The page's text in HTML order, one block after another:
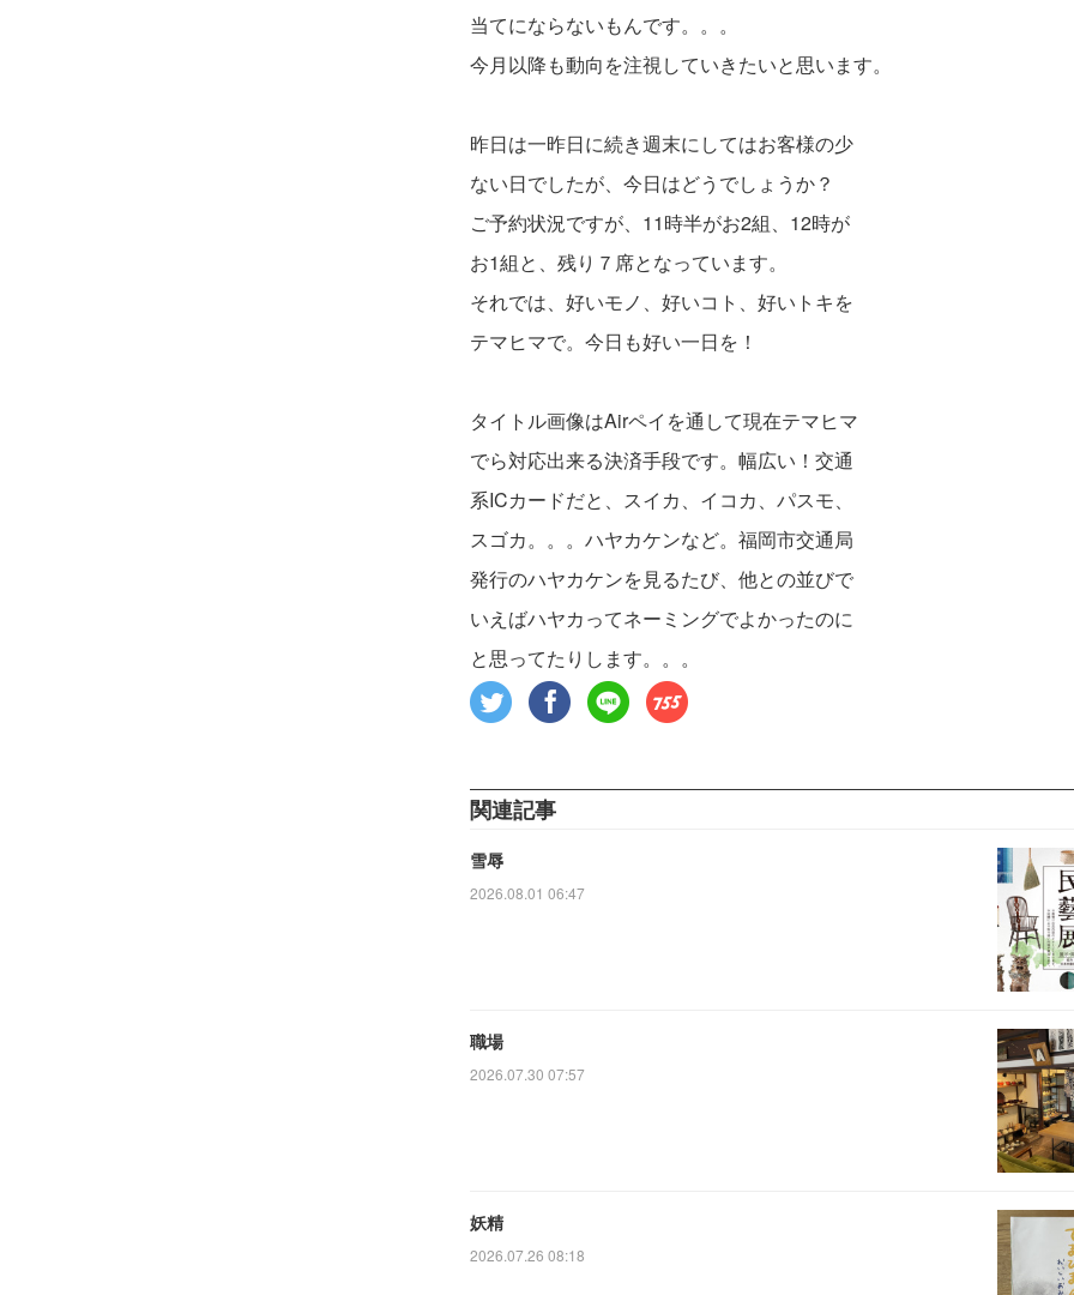
当てにならないもんです。。。
今月以降も動向を注視していきたいと思います。
昨日は一昨日に続き週末にしてはお客様の少
ない日でしたが、今日はどうでしょうか？
ご予約状況ですが、11時半がお2組、12時が
お1組と、残り７席となっています。
それでは、好いモノ、好いコト、好いトキを
テマヒマで。今日も好い一日を！
タイトル画像はAirペイを通して現在テマヒマ
でら対応出来る決済手段です。幅広い！交通
系ICカードだと、スイカ、イコカ、パスモ、
スゴカ。。。ハヤカケンなど。福岡市交通局
発行のハヤカケンを見るたび、他との並びで
いえばハヤカってネーミングでよかったのに
と思ってたりします。。。
関連記事
雪辱
2026.08.01 06:47
職場
2026.07.30 07:57
妖精
2026.07.26 08:18